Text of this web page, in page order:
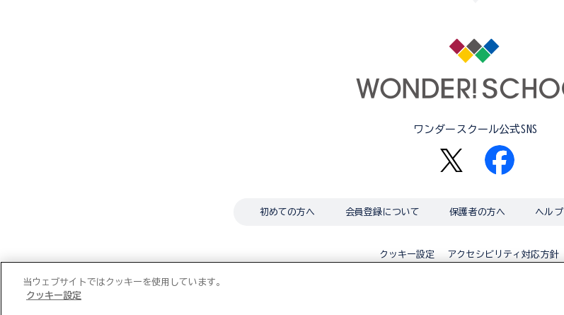
ワンダースクール公式SNS
初めての方へ 会員登録について 保護者の方へ ヘルプ
クッキー設定 アクセシビリティ対応方針
当ウェブサイトではクッキーを使用しています。
クッキー設定